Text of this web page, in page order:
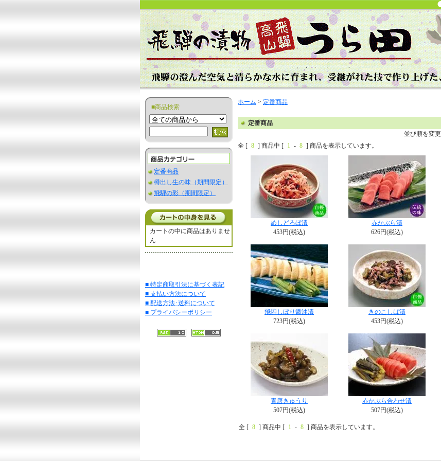
■商品検索
定番商品
樽出し生の味（期間限定）
飛騨の彩（期間限定）
カートの中に商品はありませ
ん
■ 特定商取引法に基づく表記
■ 支払い方法について
■ 配送方法･送料について
■ プライバシーポリシー
ホーム > 定番商品
定番商品
並び順を変更
全 [ 8 ] 商品中 [ 1 - 8 ] 商品を表示しています。
めしどろぼ漬
453円(税込)
赤かぶら漬
626円(税込)
飛騨しぼり醤油漬
723円(税込)
きのこしば漬
453円(税込)
青唐きゅうり
507円(税込)
赤かぶら合わせ漬
507円(税込)
全 [ 8 ] 商品中 [ 1 - 8 ] 商品を表示しています。